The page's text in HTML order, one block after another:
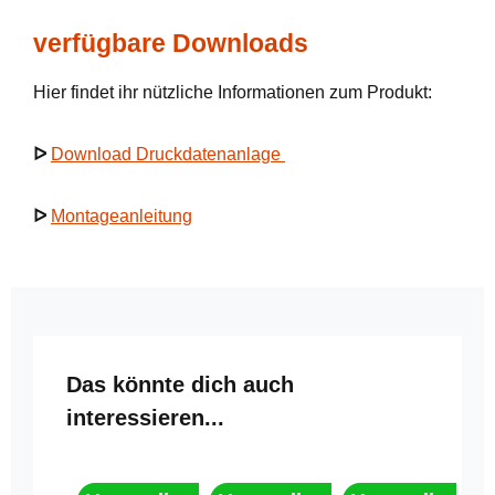
verfügbare Downloads
Hier findet ihr nützliche Informationen zum Produkt:
ᐅ Download Druckdatenanlage
ᐅ Montageanleitung
Produktgalerie überspringen
Das könnte dich auch
interessieren...